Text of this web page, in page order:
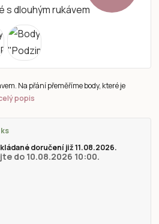
Na přání přeměříme body, které je
popis
doručení již 11.08.2026.
do 10.08.2026 10:00.